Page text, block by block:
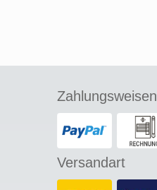
Zahlungsweisen
Versandart